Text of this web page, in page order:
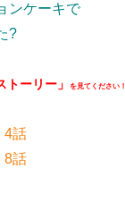
ンケーキで
?
トーリー」 を見てください！
4話
8話